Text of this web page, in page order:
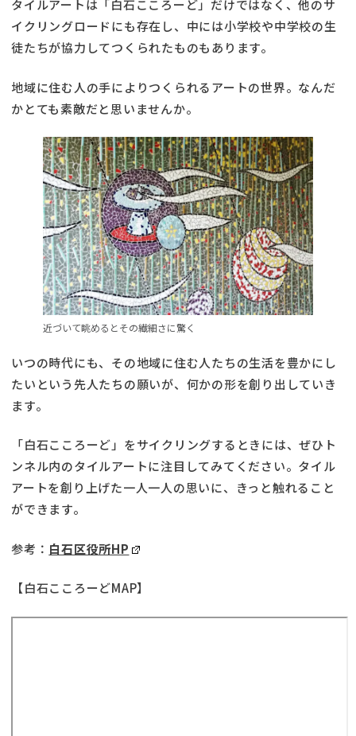
タイルアートは「白石こころーど」だけではなく、他のサ
イクリングロードにも存在し、中には小学校や中学校の生
徒たちが協力してつくられたものもあります。
地域に住む人の手によりつくられるアートの世界。なんだ
かとても素敵だと思いませんか。
近づいて眺めるとその繊細さに驚く
いつの時代にも、その地域に住む人たちの生活を豊かにし
たいという先人たちの願いが、何かの形を創り出していき
ます。
「白石こころーど」をサイクリングするときには、ぜひト
ンネル内のタイルアートに注目してみてください。タイル
アートを創り上げた一人一人の思いに、きっと触れること
ができます。
参考： 白石区役所HP
【白石こころーどMAP】